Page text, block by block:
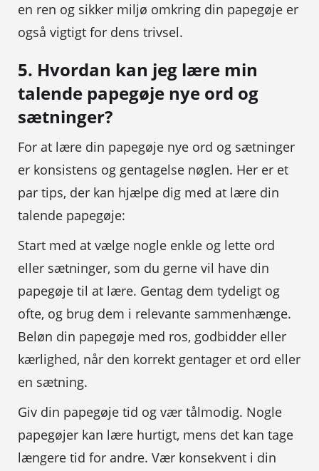
en ren og sikker miljø omkring din papegøje er
også vigtigt for dens trivsel.
5. Hvordan kan jeg lære min
talende papegøje nye ord og
sætninger?
For at lære din papegøje nye ord og sætninger
er konsistens og gentagelse nøglen. Her er et
par tips, der kan hjælpe dig med at lære din
talende papegøje:
Start med at vælge nogle enkle og lette ord
eller sætninger, som du gerne vil have din
papegøje til at lære. Gentag dem tydeligt og
ofte, og brug dem i relevante sammenhænge.
Beløn din papegøje med ros, godbidder eller
kærlighed, når den korrekt gentager et ord eller
en sætning.
Giv din papegøje tid og vær tålmodig. Nogle
papegøjer kan lære hurtigt, mens det kan tage
længere tid for andre. Vær konsekvent i din